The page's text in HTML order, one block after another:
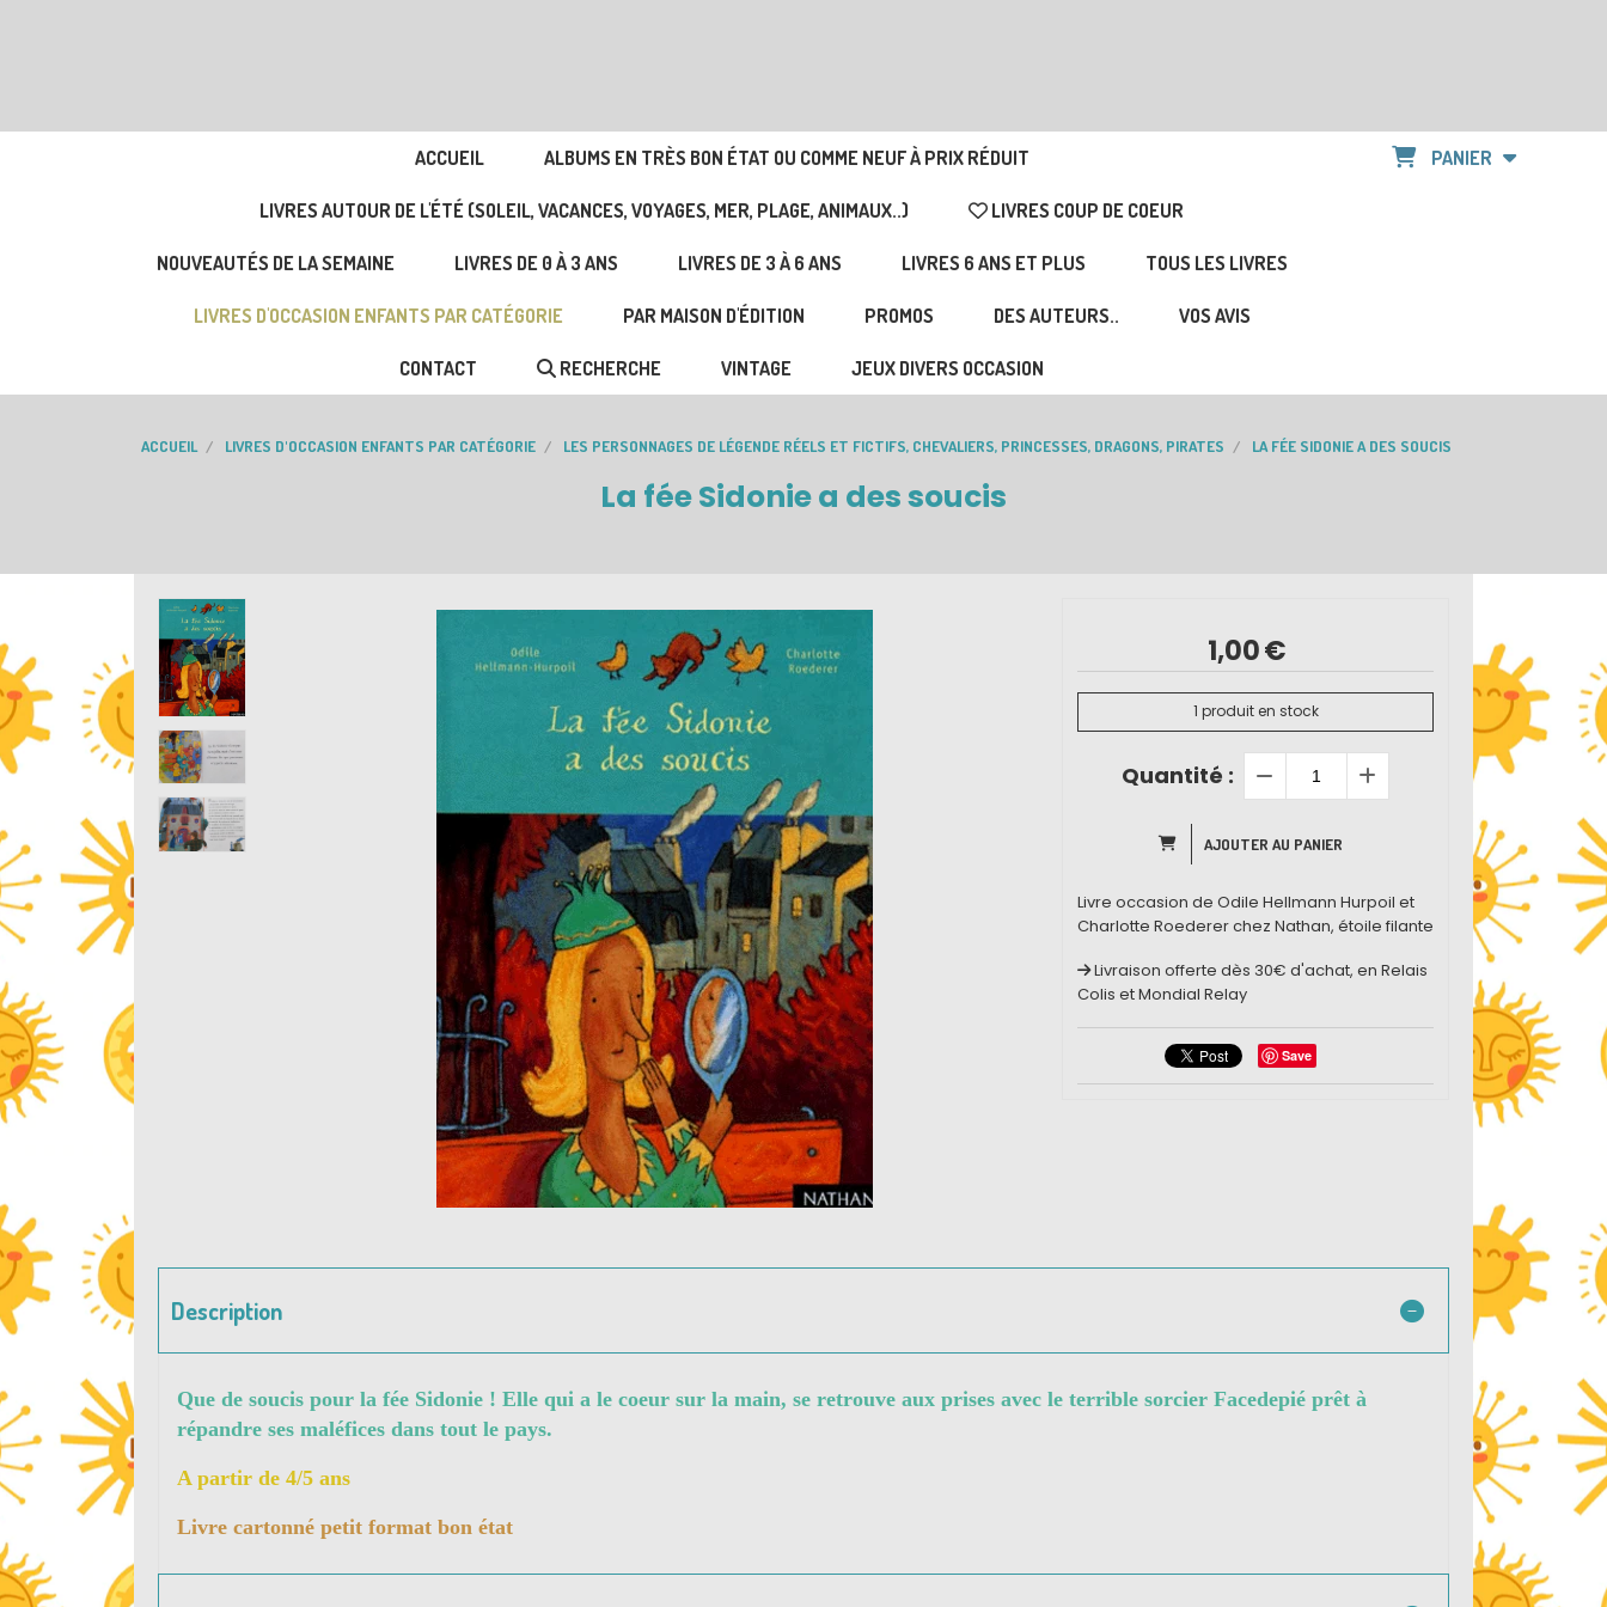
ACCUEIL ALBUMS EN TRÈS BON ÉTAT OU COMME NEUF À PRIX RÉDUIT
LIVRES AUTOUR DE L'ÉTÉ (SOLEIL, VACANCES, VOYAGES, MER, PLAGE, ANIMAUX..) LIVRES COUP DE COEUR
NOUVEAUTÉS DE LA SEMAINE LIVRES DE 0 À 3 ANS LIVRES DE 3 À 6 ANS LIVRES 6 ANS ET PLUS TOUS LES LIVRES
LIVRES D'OCCASION ENFANTS PAR CATÉGORIE PAR MAISON D'ÉDITION PROMOS DES AUTEURS.. VOS AVIS
CONTACT RECHERCHE VINTAGE JEUX DIVERS OCCASION
PANIER
ACCUEIL LIVRES D'OCCASION ENFANTS PAR CATÉGORIE LES PERSONNAGES DE LÉGENDE RÉELS ET FICTIFS, CHEVALIERS, PRINCESSES, DRAGONS, PIRATES LA FÉE SIDONIE A DES SOUCIS
La fée Sidonie a des soucis
1,00€
1 produit en stock
Quantité :
AJOUTER AU PANIER
Livre occasion de Odile Hellmann Hurpoil et
Charlotte Roederer chez Nathan, étoile filante
Livraison offerte dès 30€ d'achat, en Relais
Colis et Mondial Relay
Save
Description
Que de soucis pour la fée Sidonie ! Elle qui a le coeur sur la main, se retrouve aux prises avec le terrible sorcier Facedepié prêt à
répandre ses maléfices dans tout le pays.
A partir de 4/5 ans
Livre cartonné petit format bon état